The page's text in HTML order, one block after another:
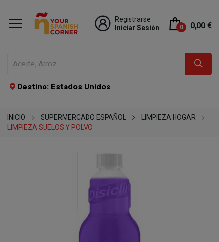
Registrarse
Iniciar Sesión
0 0,00 €
Destino: Estados Unidos
INICIO SUPERMERCADO ESPAÑOL
LIMPIEZA HOGAR
LIMPIEZA SUELOS Y POLVO